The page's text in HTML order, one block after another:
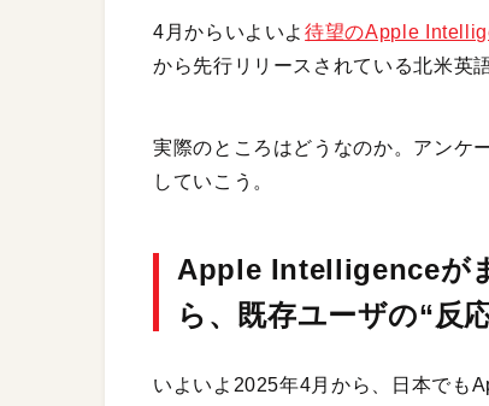
4月からいよいよ待望のApple
から先行リリースされている北米英
実際のところはどうなのか。アンケ
していこう。
Apple Intelligenceが
ら、既存ユーザの“反
いよいよ2025年4月から、日本でも